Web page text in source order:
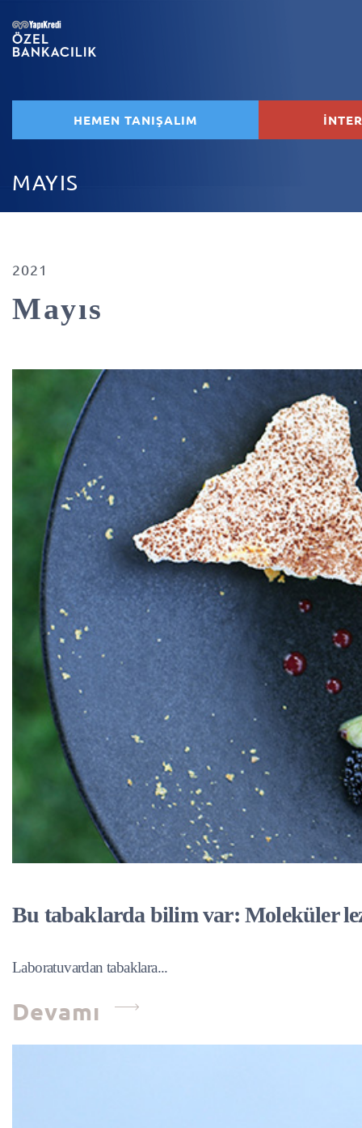
HEMEN TANIŞALIM
MAYIS
2021
Mayıs
Bu tabaklarda bilim var: Moleküler
Laboratuvardan tabaklara...
Devamı